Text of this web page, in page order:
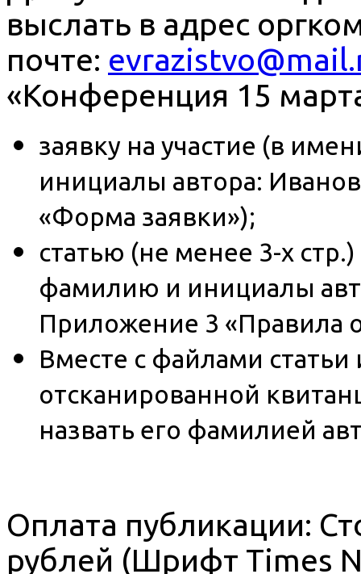
выслать в адрес
почте:
«Конференция 15
заявку на участие (в
инициалы автора:
«Форма заявки»);
статью (не менее 3-х
фамилию и инициалы
Приложение 3 «Правила
Вместе с файлами
отсканированной
назвать его фамилией
Оплата публикации:
рублей (Шрифт Times